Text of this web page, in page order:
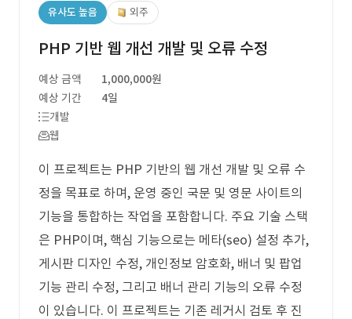
유사도 높음 외주
PHP 기반 웹 개선 개발 및 오류 수정
예상 금액
1,000,000원
예상 기간
4일
개발
웹
이 프로젝트는 PHP 기반의 웹 개선 개발 및 오류 수
정을 목표로 하며, 운영 중인 국문 및 영문 사이트의
기능을 통합하는 작업을 포함합니다. 주요 기술 스택
은 PHP이며, 핵심 기능으로는 메타(seo) 설정 추가,
게시판 디자인 수정, 개인정보 암호화, 배너 및 팝업
기능 관리 수정, 그리고 배너 관리 기능의 오류 수정
이 있습니다. 이 프로젝트는 기존 레거시 검토 후 진